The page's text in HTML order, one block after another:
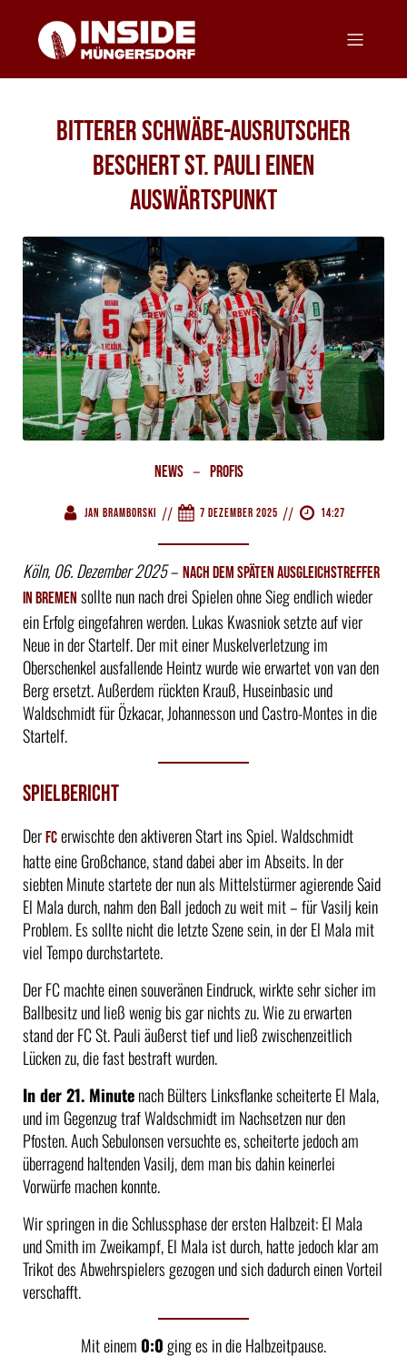
Bitterer Schwäbe-Ausrutscher
beschert St. Pauli einen
Auswärtspunkt
News – Profis
Jan Bramborski // 7 Dezember 2025 // 14:27
Köln, 06. Dezember 2025– Nach dem späten Ausgleichstreffer
in Bremen sollte nun nach drei Spielen ohne Sieg endlich wieder
ein Erfolg eingefahren werden. Lukas Kwasniok setzte auf vier
Neue in der Startelf. Der mit einer Muskelverletzung im
Oberschenkel ausfallende Heintz wurde wie erwartet von van den
Berg ersetzt. Außerdem rückten Krauß, Huseinbasic und
Waldschmidt für Özkacar, Johannesson und Castro-Montes in die
Startelf.
Spielbericht
Der FCerwischte den aktiveren Start ins Spiel. Waldschmidt
hatte eine Großchance, stand dabei aber im Abseits. In der
siebten Minute startete der nun als Mittelstürmer agierende Said
El Mala durch, nahm den Ball jedoch zu weit mit – für Vasilj kein
Problem. Es sollte nicht die letzte Szene sein, in der El Mala mit
viel Tempo durchstartete.
Der FC machte einen souveränen Eindruck, wirkte sehr sicher im
Ballbesitz und ließ wenig bis gar nichts zu. Wie zu erwarten
stand der FC St. Pauli äußerst tief und ließ zwischenzeitlich
Lücken zu, die fast bestraft wurden.
In der 21. Minutenach Bülters Linksflanke scheiterte El Mala,
und im Gegenzug traf Waldschmidt im Nachsetzen nur den
Pfosten. Auch Sebulonsen versuchte es, scheiterte jedoch am
überragend haltenden Vasilj, dem man bis dahin keinerlei
Vorwürfe machen konnte.
Wir springen in die Schlussphase der ersten Halbzeit: El Mala
und Smith im Zweikampf, El Mala ist durch, hatte jedoch klar am
Trikot des Abwehrspielers gezogen und sich dadurch einen Vorteil
verschafft.
Mit einem 0:0ging es in die Halbzeitpause.